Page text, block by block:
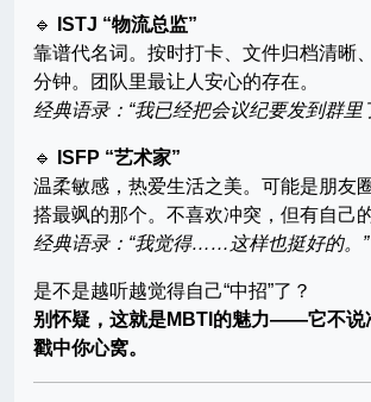
🔹
ISTJ “物流总监”
靠谱代名词。按时打卡、文件归档清晰
分钟。团队里最让人安心的存在。
经典语录：“我已经把会议纪要发到群里
🔹
ISFP “艺术家”
温柔敏感，热爱生活之美。可能是朋友
搭最飒的那个。不喜欢冲突，但有自己
经典语录：“我觉得……这样也挺好的。”
是不是越听越觉得自己“中招”了？
别怀疑，这就是MBTI的魅力——它不说
戳中你心窝。